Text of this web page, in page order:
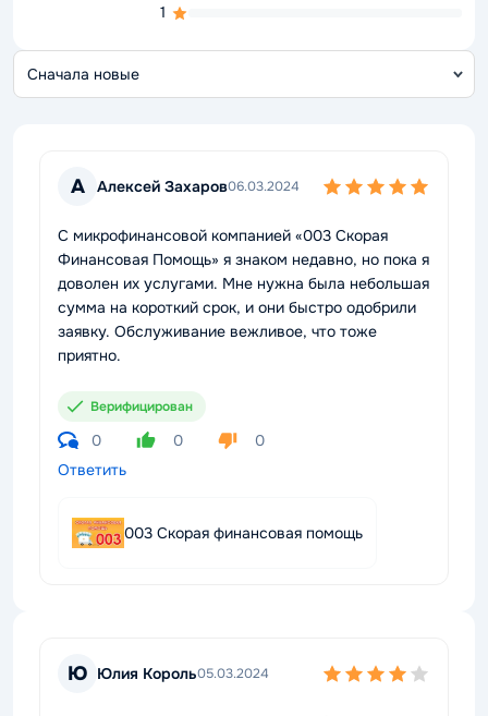
1
А Алексей Захаров06.03.2024
С микрофинансовой компанией «003 Скорая
Финансовая Помощь» я знаком недавно, но пока я
доволен их услугами. Мне нужна была небольшая
сумма на короткий срок, и они быстро одобрили
заявку. Обслуживание вежливое, что тоже
приятно.
Верифицирован
0 0
0
Ответить
003 Скорая финансовая помощь
Ю Юлия Король05.03.2024